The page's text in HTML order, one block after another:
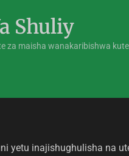
Shuliy
za maisha wanakaribishwa
yetu inajishughulisha na